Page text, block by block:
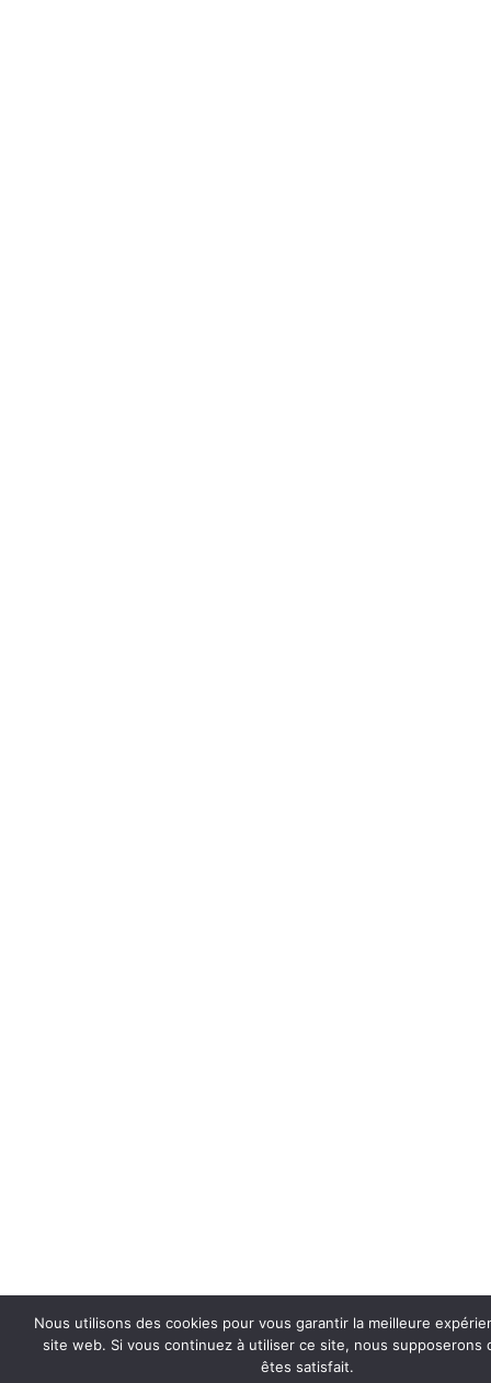
Nous utilisons des cookies pour vous garantir la meilleure
site web. Si vous continuez à utiliser ce site, nous supposerons
êtes satisfait.